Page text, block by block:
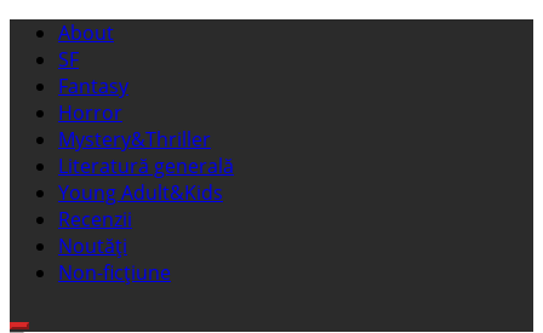
Sari
conținut
Meniu
principal
About
SF
Fantasy
Horror
Mystery&Thriller
Literatură generală
Young Adult&Kids
Recenzii
Noutăți
Non-ficțiune